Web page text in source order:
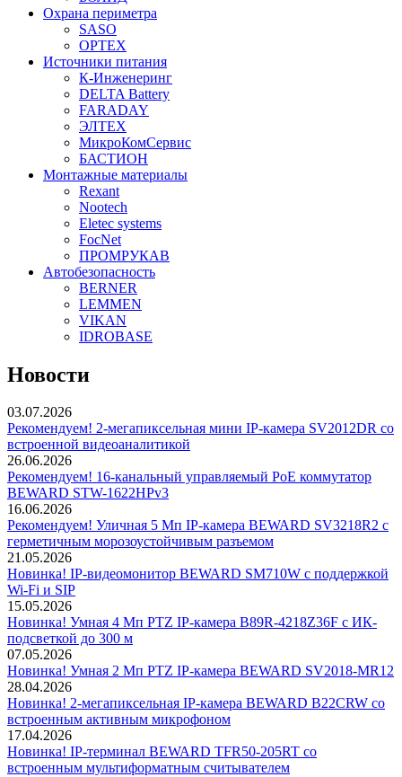
Охрана периметра
SASO
OPTEX
Источники питания
К-Инженеринг
DELTA Battery
FARADAY
ЭЛТЕХ
МикроКомСервис
БАСТИОН
Монтажные материалы
Rexant
Nootech
Eletec systems
FocNet
ПРОМРУКАВ
Автобезопасность
BERNER
LEMMEN
VIKAN
IDROBASE
Новости
03.07.2026
Рекомендуем! 2-мегапиксельная мини IP-камера SV2012DR со
встроенной видеоаналитикой
26.06.2026
Рекомендуем! 16-канальный управляемый PoE коммутатор
BEWARD STW-1622HPv3
16.06.2026
Рекомендуем! Уличная 5 Мп IP-камера BEWARD SV3218R2 с
герметичным морозоустойчивым разъемом
21.05.2026
Новинка! IP-видеомонитор BEWARD SM710W с поддержкой
Wi-Fi и SIP
15.05.2026
Новинка! Умная 4 Мп PTZ IP-камера B89R-4218Z36F с ИК-
подсветкой до 300 м
07.05.2026
Новинка! Умная 2 Мп PTZ IP-камера BEWARD SV2018-MR12
28.04.2026
Новинка! 2-мегапиксельная IP-камера BEWARD B22CRW со
встроенным активным микрофоном
17.04.2026
Новинка! IP-терминал BEWARD TFR50-205RT со
встроенным мультиформатным считывателем